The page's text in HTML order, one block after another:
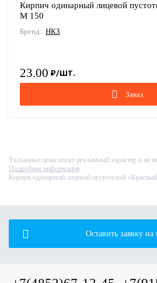
Кирпич одинарный лицевой
М 150
Бренд: НКЗ
23.00
Заказ
Указанные цены носят рекламный характер и не
Подробная информация
Кирпич одинарный лицевой пустотелый
Оставить заявку